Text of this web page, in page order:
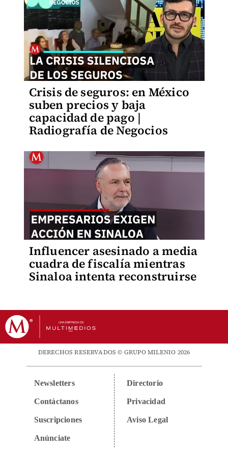
Crisis de seguros: en México
suben precios y baja
capacidad de pago |
Radiografía de Negocios
Influencer asesinado a media
cuadra de fiscalía mientras
Sinaloa intenta reconstruirse
DERECHOS RESERVADOS © GRUPO MILENIO 2026
Newsletters
Contáctanos
Suscripciones
Anúnciate
Directorio
Privacidad
Aviso Legal